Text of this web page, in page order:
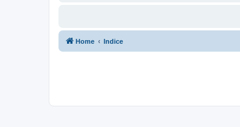
Home Indice